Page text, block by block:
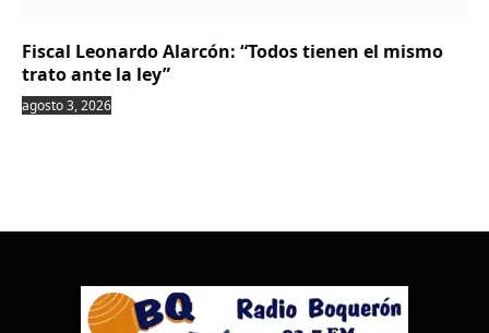
Fiscal Leonardo Alarcón: “Todos tienen el mismo
trato ante la ley”
agosto 3, 2026